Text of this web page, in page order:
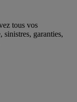
tous vos
sinistres, garanties,